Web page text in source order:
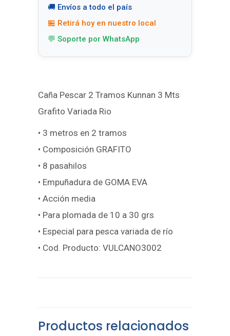
🚚 Envíos a todo el país
🏪 Retirá hoy en nuestro local
💬 Soporte por WhatsApp
Caña Pescar 2 Tramos Kunnan 3 Mts
Grafito Variada Rio
• 3 metros en 2 tramos
• Composición GRAFITO
• 8 pasahilos
• Empuñadura de GOMA EVA
• Acción media
• Para plomada de 10 a 30 grs
• Especial para pesca variada de río
• Cod. Producto: VULCANO3002
Productos relacionados